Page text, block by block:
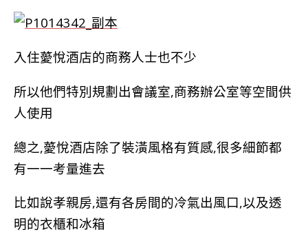
入住薆悅酒店的商務人士也不少
所以他們特別規劃出會議室,商務辦公室等空間供
人使用
總之,薆悅酒店除了裝潢風格有質感,很多細節都
有一一考量進去
比如說孝親房,還有各房間的冷氣出風口,以及透
明的衣櫃和冰箱